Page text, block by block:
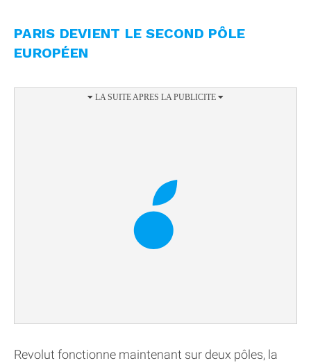
PARIS DEVIENT LE SECOND PÔLE
EUROPÉEN
Revolut fonctionne maintenant sur deux pôles, la